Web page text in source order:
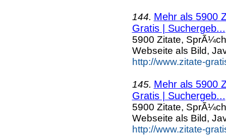
144. Mehr als 5900
Gratis | Suchergeb...
5900 Zitate,
Webseite als Bild,
http://www.zitate-
145. Mehr als 5900
Gratis | Suchergeb...
5900 Zitate,
Webseite als Bild,
http://www.zitate-